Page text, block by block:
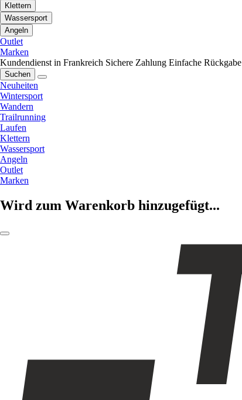
Klettern
Wassersport
Angeln
Outlet
Marken
Kundendienst in Frankreich Sichere Zahlung Einfache Rückgabe
Suchen
Neuheiten
Wintersport
Wandern
Trailrunning
Laufen
Klettern
Wassersport
Angeln
Outlet
Marken
Wird zum Warenkorb hinzugefügt...